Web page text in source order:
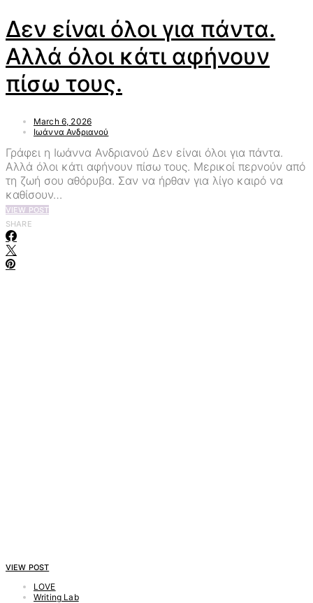
Δεν είναι όλοι για πάντα.
Αλλά όλοι κάτι αφήνουν
πίσω τους.
March 6, 2026
Ιωάννα Ανδριανού
Γράφει η Ιωάννα Ανδριανού Δεν είναι όλοι για πάντα.
Αλλά όλοι κάτι αφήνουν πίσω τους. Μερικοί περνούν από
τη ζωή σου αθόρυβα. Σαν να ήρθαν για λίγο καιρό να
καθίσουν…
VIEW POST
SHARE
VIEW POST
LOVE
Writing Lab